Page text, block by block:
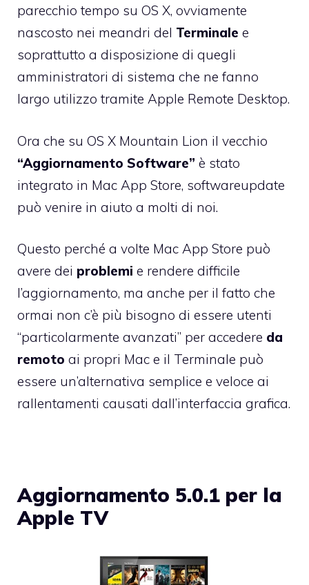
parecchio tempo su OS X, ovviamente
nascosto nei meandri del Terminale e
soprattutto a disposizione di quegli
amministratori di sistema che ne fanno
largo utilizzo tramite Apple Remote Desktop.
Ora che su OS X Mountain Lion il vecchio
“Aggiornamento Software” è stato
integrato in Mac App Store, softwareupdate
può venire in aiuto a molti di noi.
Questo perché a volte Mac App Store può
avere dei problemi e rendere difficile
l’aggiornamento, ma anche per il fatto che
ormai non c’è più bisogno di essere utenti
“particolarmente avanzati” per accedere da
remoto ai propri Mac e il Terminale può
essere un’alternativa semplice e veloce ai
rallentamenti causati dall’interfaccia grafica.
Aggiornamento 5.0.1 per la
Apple TV